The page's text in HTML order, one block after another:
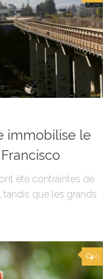
immobilise le
été contraintes de
que les grands
0